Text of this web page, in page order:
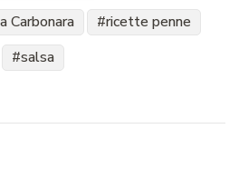
Carbonara
ricette penne
salsa